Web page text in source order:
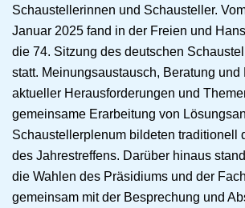
Schaustellerinnen und Schausteller.
Januar 2025 fand in der Freien und
die 74. Sitzung des deutschen
statt. Meinungsaustausch, Beratung und
aktueller Herausforderungen und
gemeinsame Erarbeitung von
Schaustellerplenum bildeten traditionell
des Jahrestreffens. Darüber hinaus
die Wahlen des Präsidiums und der
gemeinsam mit der Besprechung und